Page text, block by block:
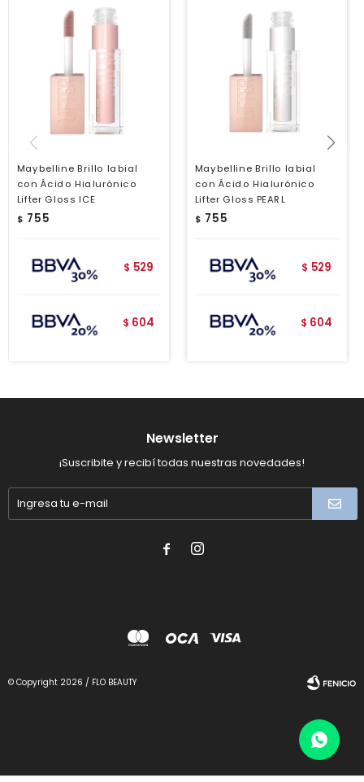
Maybelline Brillo labial
con Ácido Hialurónico
Lifter Gloss ICE
$ 755
$ 529
$ 604
Maybelline Brillo labial
con Ácido Hialurónico
Lifter Gloss PEARL
$ 755
$ 529
$ 604
Newsletter
¡Suscribite y recibí todas nuestras novedades!
 
© Copyright 2026 / FLO BEAUTY